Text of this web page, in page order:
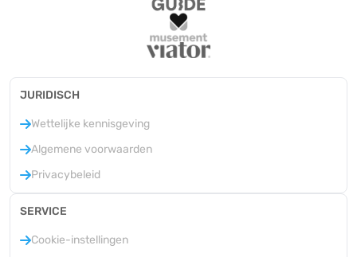
JURIDISCH
Wettelijke kennisgeving
Algemene voorwaarden
Privacybeleid
SERVICE
Cookie-instellingen